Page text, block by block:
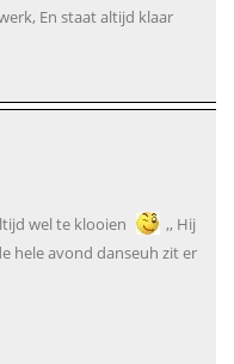
En staat altijd klaar
wel te klooien
,, Hij
hele avond danseuh zit er